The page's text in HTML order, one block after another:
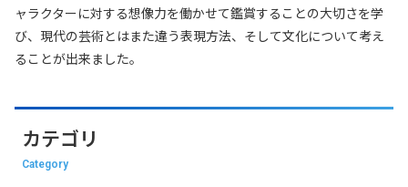
ャラクターに対する想像力を働かせて鑑賞することの大切さを学
び、現代の芸術とはまた違う表現方法、そして文化について考え
ることが出来ました。
カテゴリ
Category